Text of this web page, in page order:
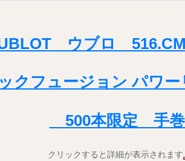
ウブロ
クフュージョン パワ
500本限定 手
クリックすると詳細が表示されます